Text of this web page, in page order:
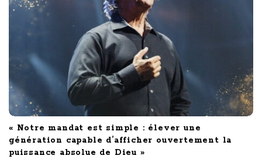
« Notre mandat est simple : élever une
génération capable d’afficher ouvertement la
puissance absolue de Dieu »